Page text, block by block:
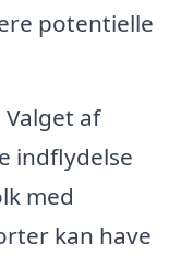
potentielle
Valget af
indflydelse
med
kan have